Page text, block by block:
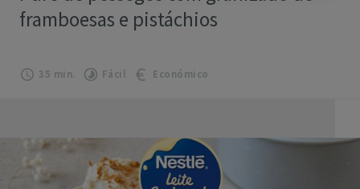
framboesas e pistáchios
35 min. Fácil Económico